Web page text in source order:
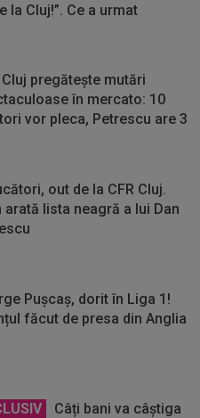
la Cluj!”. Ce a urmat
Cluj pregătește mutări
în mercato: 10
vor pleca, Petrescu are 3
out de la CFR Cluj.
arată lista neagră a lui Dan
Pușcaș, dorit în Liga 1!
făcut de presa din Anglia
Câți bani va câștiga